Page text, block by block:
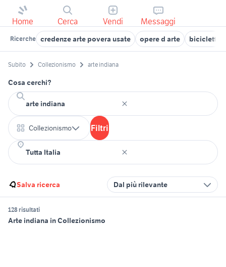
Home Cerca Vendi Messaggi
Ricerche credenze arte povera usate opere d arte biciclette
Subito Collezionismo arte indiana
Cosa cerchi?
Collezionismo Filtri
Salva ricerca Dal più rilevante
128 risultati
Arte indiana in Collezionismo